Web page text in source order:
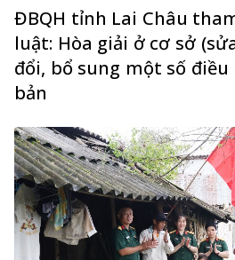
ĐBQH tỉnh Lai Châu
luật: Hòa giải ở cơ sở
đổi, bổ sung một số điều
bản